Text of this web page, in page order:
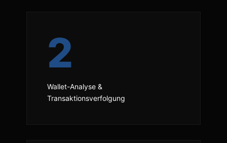
2
Wallet-Analyse &
Transaktionsverfolgung